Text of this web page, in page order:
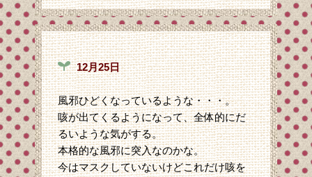
12月25日
風邪ひどくなっているような・・・。
咳が出てくるようになって、全体的にだ
るいような気がする。
本格的な風邪に突入なのかな。
今はマスクしていないけどこれだけ咳を